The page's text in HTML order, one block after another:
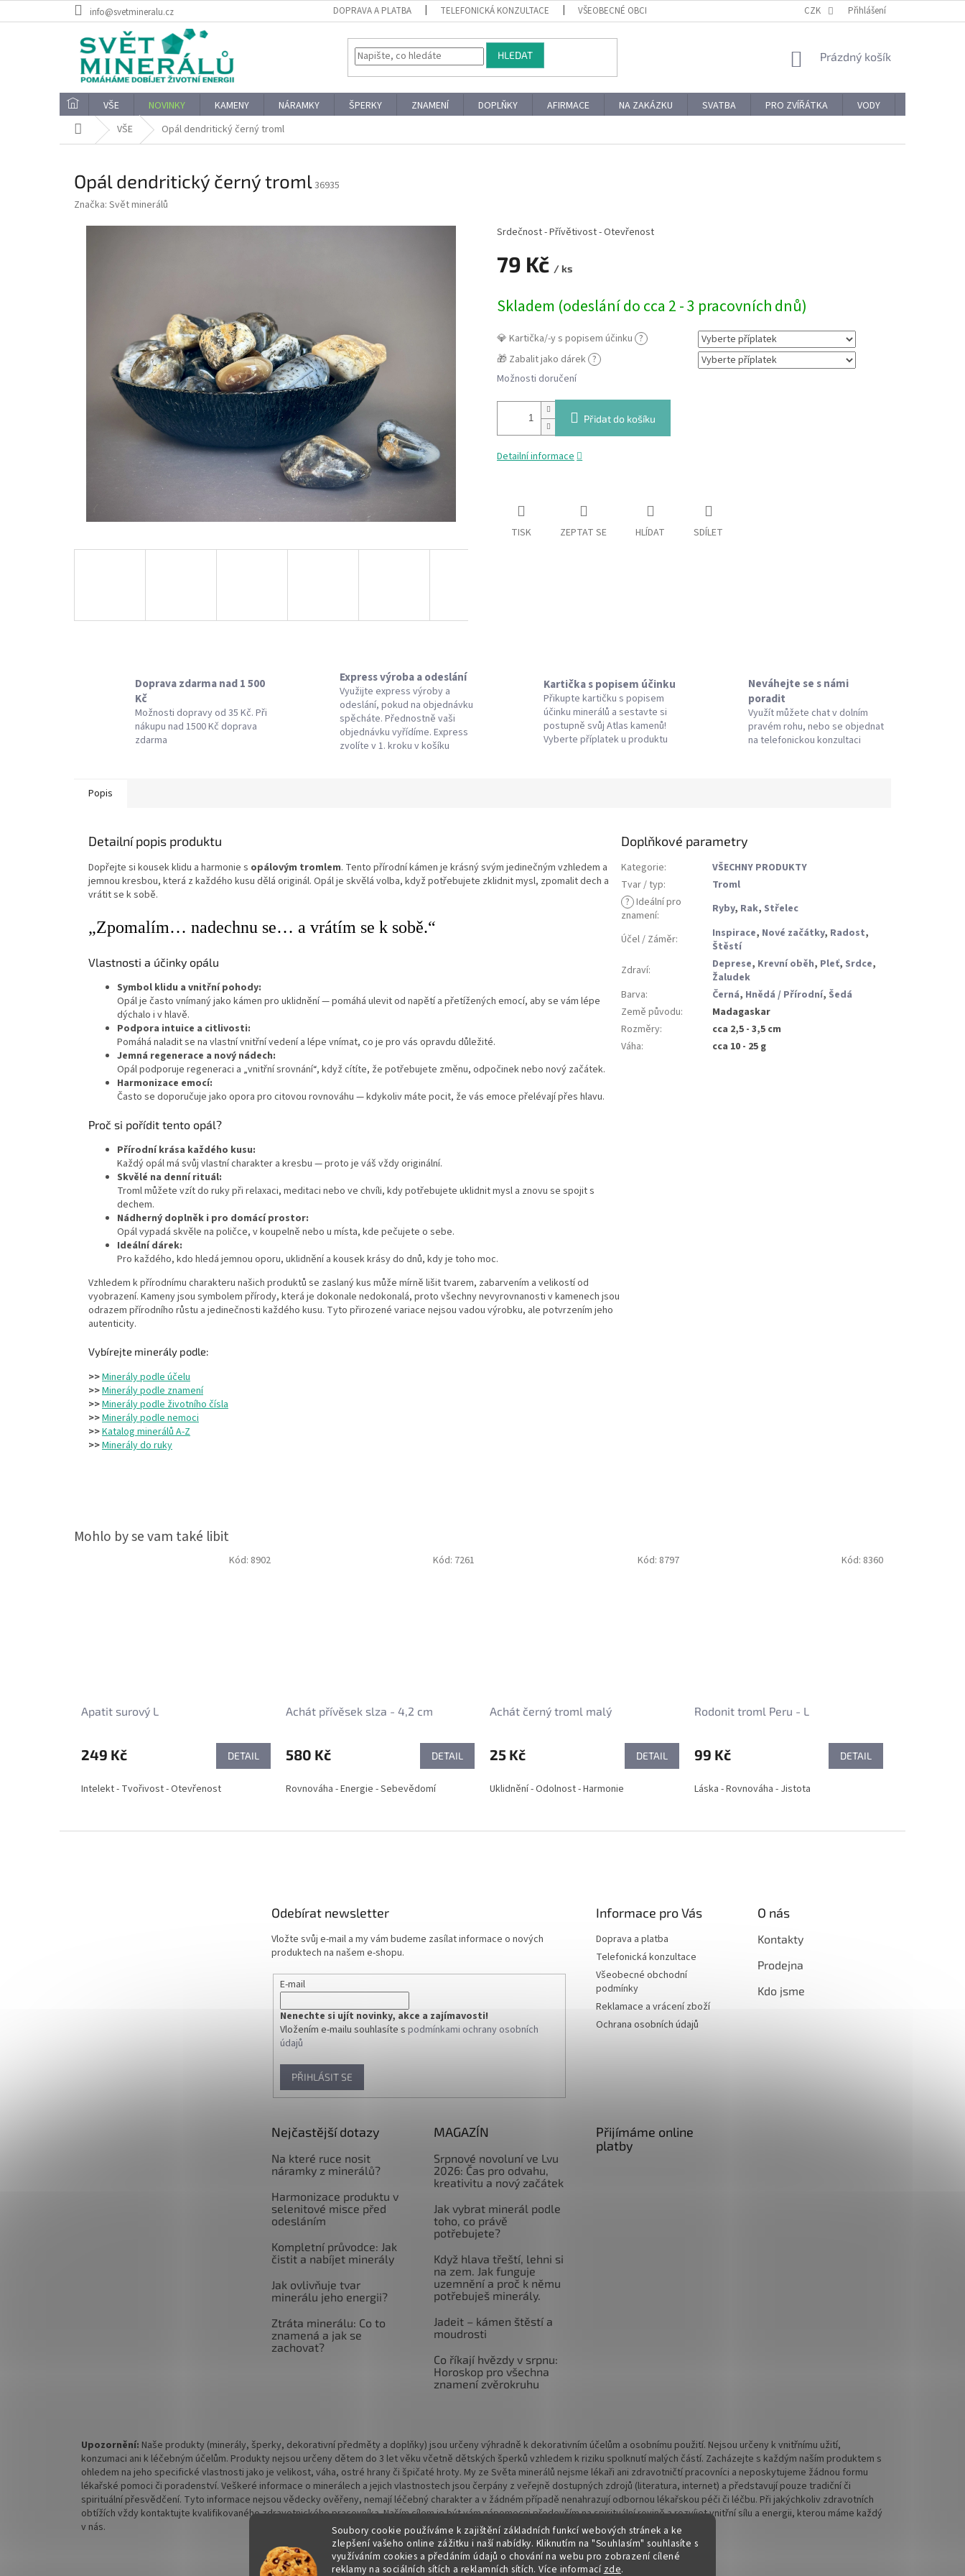
Soubory cookie používáme k zajištění základních funkcí webových stránek a ke
zlepšení vašeho online zážitku i naší nabídky. Kliknutím na "Souhlasím" souhlasíte s
využíváním cookies a předáním údajů o chování na webu pro zobrazení cílené
reklamy na sociálních sítích a reklamních sítích. Více informací zde.
na
info@svetmineralu.cz DOPRAVA A PLATBA TELEFONICKÁ KONZULTACE VŠEOBECNÉ OBCHODNÍ PODMÍNKY REKLAMACE A VRÁCENÍ ZBOŽÍ
CZK Přihlášení
HLEDAT
NÁKUPNÍ
Prázdný košík
VŠE NOVINKY KAMENY NÁRAMKY ŠPERKY ZNAMENÍ DOPLŇKY AFIRMACE NA ZAKÁZKU SVATBA PRO ZVÍŘÁTKA VODY
Domů VŠE Opál dendritický černý troml
Opál dendritický černý troml36935
Značka: Svět minerálů
79 Kč / ks
cena:
Skladem (odeslání do cca 2 - 3 pracovních dnů)
💎 Kartička/-y s popisem účinku ?
🎁 Zabalit jako dárek ?
Možnosti doručení
Přidat do košíku
Srdečnost - Přívětivost - Otevřenost
Detailní informace
TISK ZEPTAT SE HLÍDAT SDÍLET
Doprava zdarma nad 1 500
Kč
Možnosti dopravy od 35 Kč. Při
nákupu nad 1500 Kč doprava
zdarma
Express výroba a odeslání
Využijte express výroby a
odeslání, pokud na objednávku
spěcháte. Přednostně vaši
objednávku vyřídíme. Express
zvolíte v 1. kroku v košíku
Kartička s popisem účinku
Přikupte kartičku s popisem
účinku minerálů a sestavte si
postupně svůj Atlas kamenů!
Vyberte příplatek u produktu
Neváhejte se s námi
poradit
Využít můžete chat v dolním
pravém rohu, nebo se objednat
na telefonickou konzultaci
Popis
Detailní popis produktu
Dopřejte si kousek klidu a harmonie s opálovým tromlem. Tento přírodní kámen je krásný svým jedinečným vzhledem a
jemnou kresbou, která z každého kusu dělá originál. Opál je skvělá volba, když potřebujete zklidnit mysl, zpomalit dech a
vrátit se k sobě.
„Zpomalím… nadechnu se… a vrátím se k sobě.“
Vlastnosti a účinky opálu
Symbol klidu a vnitřní pohody:
Opál je často vnímaný jako kámen pro uklidnění — pomáhá ulevit od napětí a přetížených emocí, aby se vám lépe
dýchalo i v hlavě.
Podpora intuice a citlivosti:
Pomáhá naladit se na vlastní vnitřní vedení a lépe vnímat, co je pro vás opravdu důležité.
Jemná regenerace a nový nádech:
Opál podporuje regeneraci a „vnitřní srovnání“, když cítíte, že potřebujete změnu, odpočinek nebo nový začátek.
Harmonizace emocí:
Často se doporučuje jako opora pro citovou rovnováhu — kdykoliv máte pocit, že vás emoce přelévají přes hlavu.
Proč si pořídit tento opál?
Přírodní krása každého kusu:
Každý opál má svůj vlastní charakter a kresbu — proto je váš vždy originální.
Skvělé na denní rituál:
Troml můžete vzít do ruky při relaxaci, meditaci nebo ve chvíli, kdy potřebujete uklidnit mysl a znovu se spojit s
dechem.
Nádherný doplněk i pro domácí prostor:
Opál vypadá skvěle na poličce, v koupelně nebo u místa, kde pečujete o sebe.
Ideální dárek:
Pro každého, kdo hledá jemnou oporu, uklidnění a kousek krásy do dnů, kdy je toho moc.
Vzhledem k přírodnímu charakteru našich produktů se zaslaný kus může mírně lišit tvarem, zabarvením a velikostí od
vyobrazení. Kameny jsou symbolem přírody, která je dokonale nedokonalá, proto všechny nevyrovnanosti v kamenech jsou
odrazem přírodního růstu a jedinečnosti každého kusu. Tyto přirozené variace nejsou vadou výrobku, ale potvrzením jeho
autenticity.
Vybírejte minerály podle:
>>Minerály podle účelu
>>Minerály podle znamení
>>Minerály podle životního čísla
>>Minerály podle nemoci
>>Katalog minerálů A-Z
>>Minerály do ruky
Doplňkové parametry
Kategorie:
VŠECHNY PRODUKTY
Tvar / typ:
Troml
? Ideální pro
znamení: Ryby, Rak, Střelec
Účel / Záměr: Inspirace, Nové začátky, Radost,
Štěstí
Zdraví: Deprese, Krevní oběh, Pleť, Srdce,
Žaludek
Barva: Černá, Hnědá / Přírodní, Šedá
Země původu:
Madagaskar
Rozměry:
cca 2,5 - 3,5 cm
Váha: cca 10 - 25 g
Apatit surový L
249 Kč DETAIL
Intelekt - Tvořivost - Otevřenost
Kód: 8902
Achát přívěsek slza - 4,2 cm
580 Kč DETAIL
Rovnováha - Energie - Sebevědomí
Kód: 7261
Achát černý troml malý
25 Kč DETAIL
Uklidnění - Odolnost - Harmonie
Kód: 8797
Rodonit troml Peru - L
99 Kč DETAIL
Láska - Rovnováha - Jistota
Kód: 8360
Odebírat newsletter
Vložte svůj e-mail a my vám budeme zasílat informace o nových
produktech na našem e-shopu.
E-mail
Nenechte si ujít novinky, akce a zajímavosti!
Vložením e-mailu souhlasíte s podmínkami ochrany osobních
údajů
PŘIHLÁSIT SE
Informace pro Vás
Doprava a platba
Telefonická konzultace
Všeobecné obchodní
podmínky
Reklamace a vrácení zboží
Ochrana osobních údajů
O nás
Kontakty
Prodejna
Kdo jsme
Nejčastější dotazy
Na které ruce nosit
náramky z minerálů?
Harmonizace produktu v
selenitové misce před
odesláním
Kompletní průvodce: Jak
čistit a nabíjet minerály
Jak ovlivňuje tvar
minerálu jeho energii?
Ztráta minerálu: Co to
znamená a jak se
zachovat?
MAGAZÍN
Srpnové novoluní ve Lvu
2026: Čas pro odvahu,
kreativitu a nový začátek
Jak vybrat minerál podle
toho, co právě
potřebujete?
Když hlava třeští, lehni si
na zem. Jak funguje
uzemnění a proč k němu
potřebuješ minerály.
Jadeit – kámen štěstí a
moudrosti
Co říkají hvězdy v srpnu:
Horoskop pro všechna
znamení zvěrokruhu
Přijímáme online
platby
Upozornění: Naše produkty (minerály, šperky, dekorativní předměty a doplňky) jsou určeny výhradně k dekorativním účelům a osobnímu použití. Nejsou určeny k vnitřnímu užití,
konzumaci ani k léčebným účelům. Produkty nejsou určeny dětem do 3 let věku včetně dětských šperků vzhledem k riziku spolknutí malých částí. Zacházejte s každým naším produktem s
ohledem na jeho specifické vlastnosti jako je velikost, váha, ostré hrany či špičaté hroty. My ze Světa minerálů nejsme lékaři ani zdravotničtí pracovníci a neposkytujeme žádnou formu
lékařské pomoci či poradenství. Veškeré informace o minerálech a jejich vlastnostech jsou čerpány z veřejně dostupných zdrojů (literatura, internet) a představují pouze tradiční či
spirituální přesvědčení. Tyto informace nejsou vědecky ověřeny, nemají léčebný charakter a v žádném případě nenahrazují odbornou lékařskou péči či léčbu. Při jakýchkoliv zdravotních
obtížích vždy kontaktujte kvalifikovaného zdravotnického pracovníka. Naším cílem je být vám nápomocni především na spirituální rovině a rozvíjet vnitřní sílu a energii, kterou máme každý
v nás.